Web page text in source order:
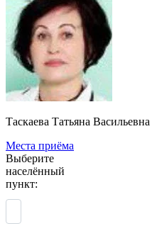
Таскаева Татьяна Васильевна
Места приёма
Выберите
населённый
пункт: